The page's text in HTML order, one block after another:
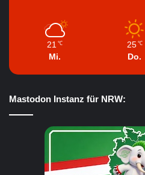
21 ℃
Mi.
25 ℃
Do.
Mastodon Instanz für NRW: